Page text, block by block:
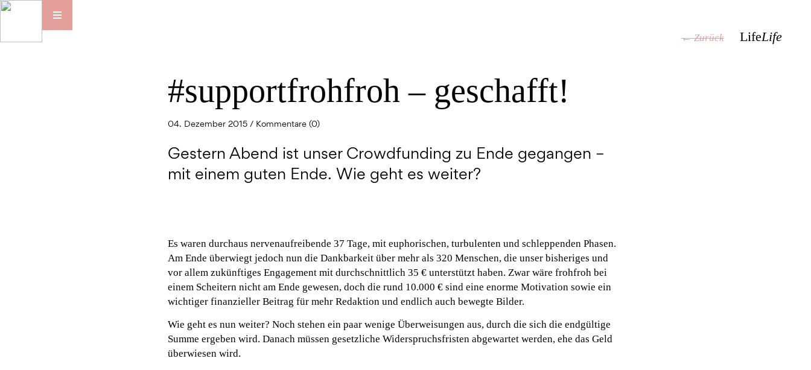
← Zurück LifeLife
#supportfrohfroh – geschafft!
04. Dezember 2015 / Kommentare (0)
Gestern Abend ist unser Crowdfunding zu Ende gegangen –
mit einem guten Ende. Wie geht es weiter?
Es waren durchaus nervenaufreibende 37 Tage, mit euphorischen, turbulenten und schleppenden Phasen.
Am Ende überwiegt jedoch nun die Dankbarkeit über mehr als 320 Menschen, die unser bisheriges und
vor allem zukünftiges Engagement mit durchschnittlich 35 € unterstützt haben. Zwar wäre frohfroh bei
einem Scheitern nicht am Ende gewesen, doch die rund 10.000 € sind eine enorme Motivation sowie ein
wichtiger finanzieller Beitrag für mehr Redaktion und endlich auch bewegte Bilder.
Wie geht es nun weiter? Noch stehen ein paar wenige Überweisungen aus, durch die sich die endgültige
Summe ergeben wird. Danach müssen gesetzliche Widerspruchsfristen abgewartet werden, ehe das Geld
überwiesen wird.